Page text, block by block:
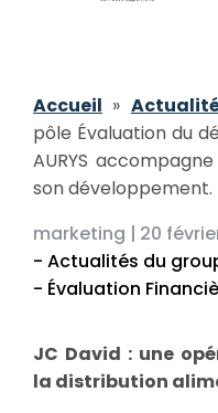
Accueil »
pôle Évaluation du
AURYS
son développement.
marketing | 20
- Actualités du
- Évaluation
JC David : une
la distribution